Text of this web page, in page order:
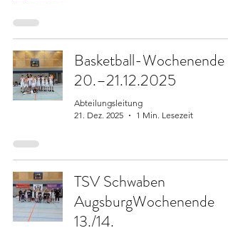
Basketball-Wochenende
20.–21.12.2025
Abteilungsleitung
21. Dez. 2025
1 Min. Lesezeit
TSV Schwaben
AugsburgWochenende
13./14.